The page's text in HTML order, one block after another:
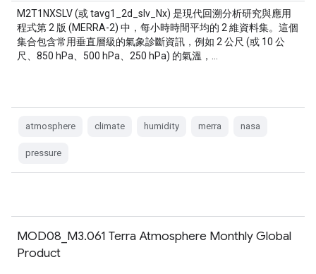
M2T1NXSLV (或 tavg1_2d_slv_Nx) 是現代回溯分析研究與應用
程式第 2 版 (MERRA-2) 中，每小時時間平均的 2 維資料集。這個
集合包含常用垂直層級的氣象診斷資訊，例如 2 公尺 (或 10 公
尺、850 hPa、500 hPa、250 hPa) 的氣溫，…
atmosphere climate humidity merra nasa
pressure
MOD08_M3.061 Terra Atmosphere Monthly Global
Product